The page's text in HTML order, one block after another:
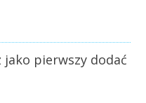
jako pierwszy dodać